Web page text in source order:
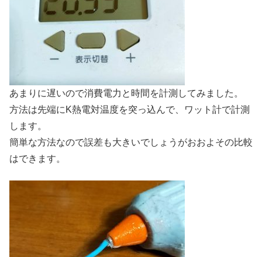
あまりに遅いので消費電力と時間を計測してみました。
方法は先端にK熱電対温度を突っ込んで、ワット計で計測
します。
簡単な方法なので誤差も大きいでしょうがおおよその比較
はできます。